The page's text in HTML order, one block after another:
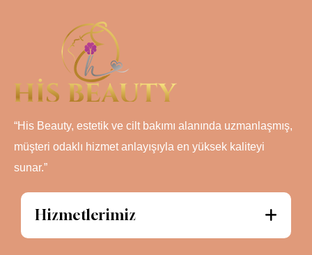
“His Beauty, estetik ve cilt bakımı alanında uzmanlaşmış,
müşteri odaklı hizmet anlayışıyla en yüksek kaliteyi
sunar.”
Hizmetlerimiz